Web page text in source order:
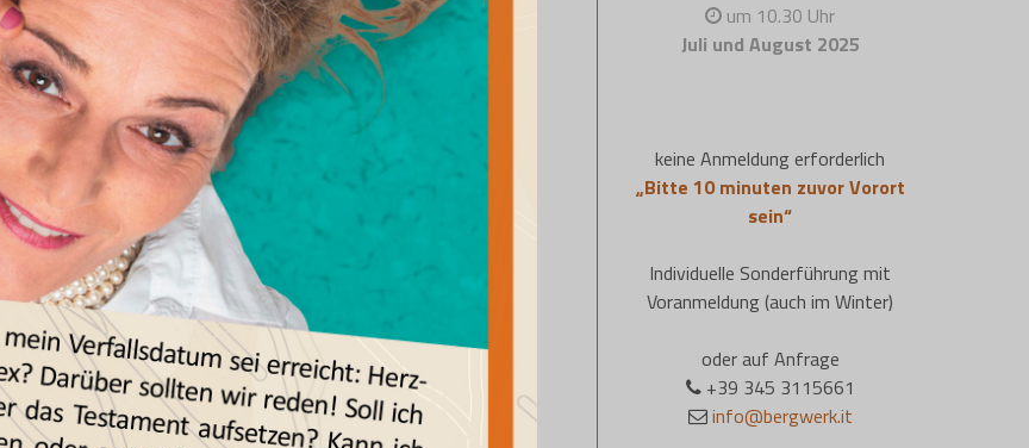
um 10.30 Uhr
Juli und August 2025
keine Anmeldung erforderlich
„Bitte 10 minuten zuvor Vorort
sein“
Individuelle Sonderführung mit
Voranmeldung (auch im Winter)
oder auf Anfrage
+39 345 3115661
info@bergwerk.it